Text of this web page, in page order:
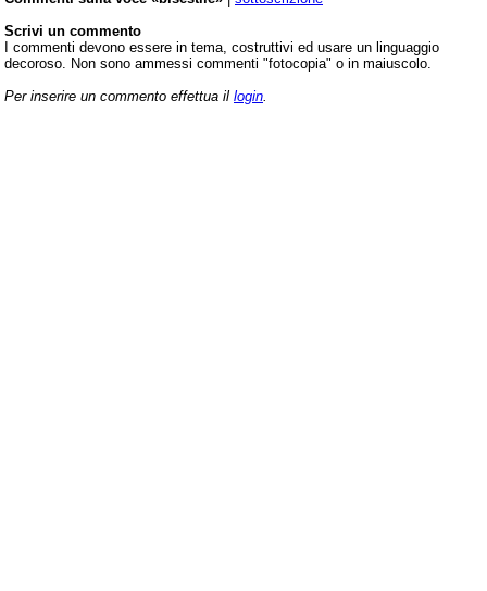
Scrivi un commento
I commenti devono essere in tema, costruttivi ed usare un linguaggio
decoroso. Non sono ammessi commenti "fotocopia" o in maiuscolo.
Per inserire un commento effettua il login